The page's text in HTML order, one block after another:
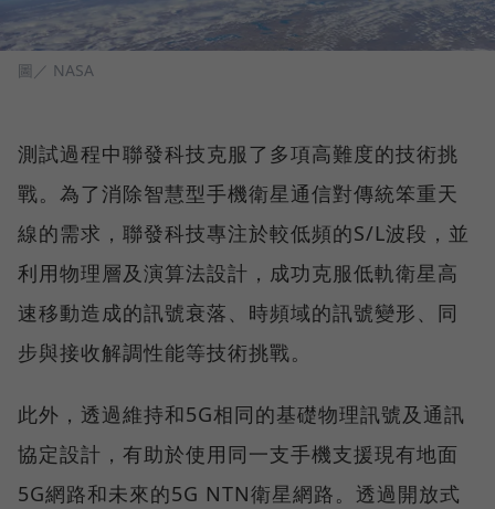
圖／ NASA
測試過程中聯發科技克服了多項高難度的技術挑
戰。為了消除智慧型手機衛星通信對傳統笨重天
線的需求，聯發科技專注於較低頻的S/L波段，並
利用物理層及演算法設計，成功克服低軌衛星高
速移動造成的訊號衰落、時頻域的訊號變形、同
步與接收解調性能等技術挑戰。
此外，透過維持和5G相同的基礎物理訊號及通訊
協定設計，有助於使用同一支手機支援現有地面
5G網路和未來的5G NTN衛星網路。透過開放式